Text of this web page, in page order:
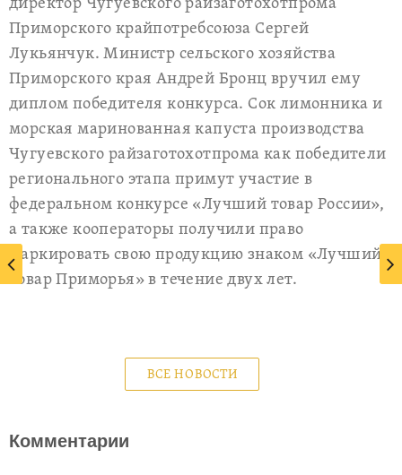
Приморского крайпотребсоюза Сергей
Лукьянчук. Министр сельского хозяйства
Приморского края Андрей Бронц вручил ему
диплом победителя конкурса. Сок лимонника и
морская маринованная капуста производства
Чугуевского райзаготохотпрома как победители
регионального этапа примут участие в
федеральном конкурсе «Лучший товар России»,
а также кооператоры получили право
маркировать свою продукцию знаком «Лучший
товар Приморья» в течение двух лет.
ВСЕ НОВОСТИ
Комментарии